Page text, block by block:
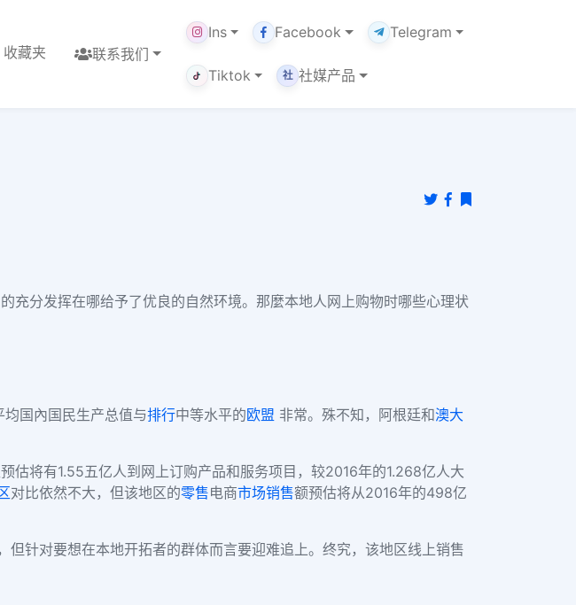
收藏夹 联系我们
Ins Facebook Telegram
Tiktok 社 社媒产品
充分发挥在哪给予了优良的自然环境。 那麼本地人网上购物时哪些心理状
国內国民生产总值与排行中等水平的欧盟 非常。殊不知，阿根廷和澳大
估将有1.55五亿人到网上订购产品和服务项目，较2016年的1.268亿人大
对比依然不大，但该地区的零售电商市场销售额预估将从2016年的498亿
但针对要想在本地开拓者的群体而言要迎难追上。 终究， 该地区线上销售